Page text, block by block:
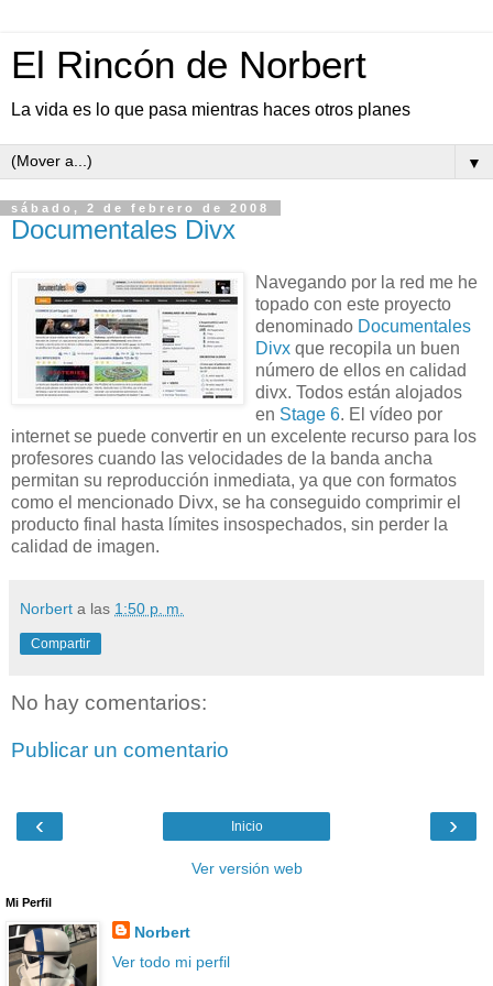
El Rincón de Norbert
La vida es lo que pasa mientras haces otros planes
▼
sábado, 2 de febrero de 2008
Documentales Divx
Navegando por la red me he
topado con este proyecto
denominado Documentales
Divx que recopila un buen
número de ellos en calidad
divx. Todos están alojados
en Stage 6. El vídeo por
internet se puede convertir en un excelente recurso para los
profesores cuando las velocidades de la banda ancha
permitan su reproducción inmediata, ya que con formatos
como el mencionado Divx, se ha conseguido comprimir el
producto final hasta límites insospechados, sin perder la
calidad de imagen.
Norbert a las 1:50 p. m.
Compartir
No hay comentarios:
Publicar un comentario
‹ ›
Inicio
Ver versión web
Mi Perfil
Norbert
Ver todo mi perfil